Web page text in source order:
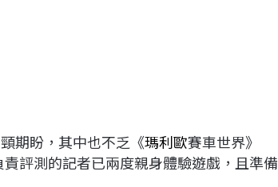
期盼，其中也不乏《瑪利歐賽車世界》
評測的記者已兩度親身體驗遊戲，且準備